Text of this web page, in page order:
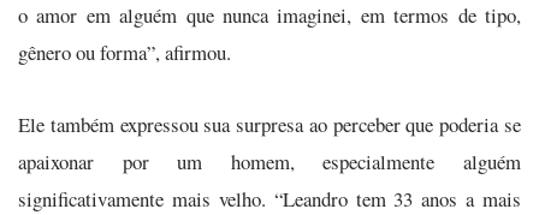
o amor em alguém que nunca imaginei, em termos de tipo,
gênero ou forma”, afirmou.
Ele também expressou sua surpresa ao perceber que poderia se
apaixonar por um homem, especialmente alguém
significativamente mais velho. “Leandro tem 33 anos a mais